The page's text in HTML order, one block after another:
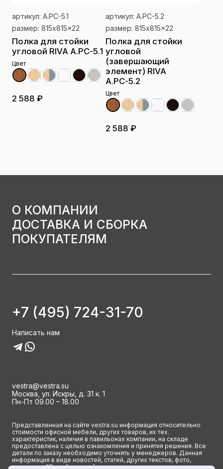
артикул: А.РС-5.1
размер: 815x815x22
Полка для стойки
угловой RIVA А.РС-5.1
Цвет
2 588 ₽
артикул: А.РС-5.2
размер: 815x815x22
Полка для стойки
угловой
(завершающий
элемент) RIVA
А.РС-5.2
Цвет
2 588 ₽
О КОМПАНИИ
ДОСТАВКА И СБОРКА
ПОКУПАТЕЛЯМ
+7 (495) 724-31-70
Написать нам
vestra@vestra.su
Москва, ул. Искры, д. 31 к. 1
Пн-Пт 09.00 – 18.00
Представленная на сайте vestra.su информация относительно
стоимости офисной мебели, других товаров, их тех.
характеристик, наличия в павильонах компании, на складе
предоставлена с целью ознакомления и принятия решения. Все
детали по заказу необходимо уточнять у менеджеров. Данная
информация в виде новостей, статей, других текстов, фото,
картинок и 3D изображений ни при каких условиях не является